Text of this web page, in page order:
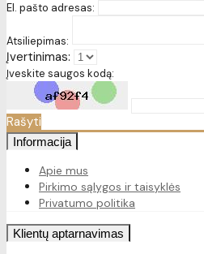
El. pašto adresas:
Atsiliepimas:
Įvertinimas:
Įveskite saugos kodą:
Rašyti
Informacija
Apie mus
Pirkimo sąlygos ir taisyklės
Privatumo politika
Klientų aptarnavimas